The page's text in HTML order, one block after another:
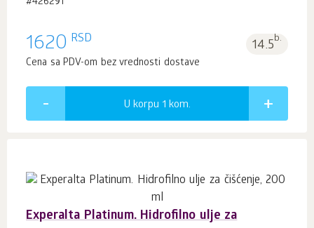
#426291
1620 RSD 14.5b.
Cena sa PDV-om bez vrednosti dostave
U korpu 1 kom.
Experalta Platinum. Hidrofilno ulje za